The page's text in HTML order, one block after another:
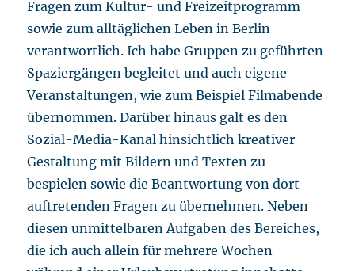
Fragen zum Kultur- und Freizeitprogramm
sowie zum alltäglichen Leben in Berlin
verantwortlich. Ich habe Gruppen zu geführten
Spaziergängen begleitet und auch eigene
Veranstaltungen, wie zum Beispiel Filmabende
übernommen. Darüber hinaus galt es den
Sozial-Media-Kanal hinsichtlich kreativer
Gestaltung mit Bildern und Texten zu
bespielen sowie die Beantwortung von dort
auftretenden Fragen zu übernehmen. Neben
diesen unmittelbaren Aufgaben des Bereiches,
die ich auch allein für mehrere Wochen